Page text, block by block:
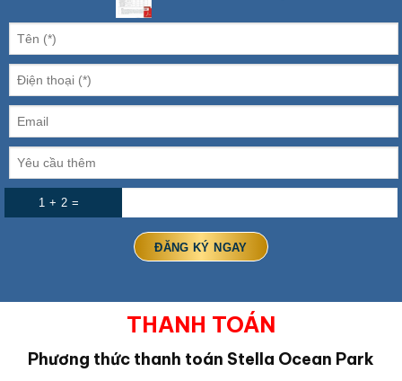
1 + 2 =
THANH TOÁN
Phương thức thanh toán Stella Ocean Park